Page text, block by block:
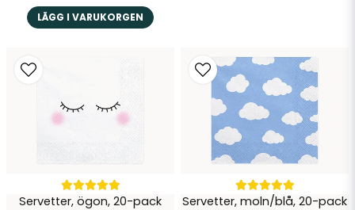
LÄGG I VARUKORGEN
Servetter, ögon, 20-pack Servetter, moln/blå, 20-pack